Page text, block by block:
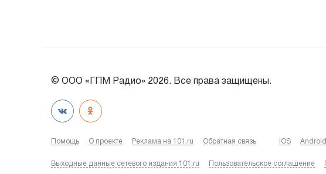
© ООО «ГПМ Радио» 2026. Все права защищены.
Помощь О проекте Реклама на 101.ru Обратная связь iOS Android
Выходные данные сетевого издания 101.ru Пользовательское соглашение